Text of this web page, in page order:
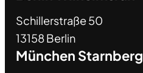
Schillerstraße 50
13158 Berlin
München Starnberg